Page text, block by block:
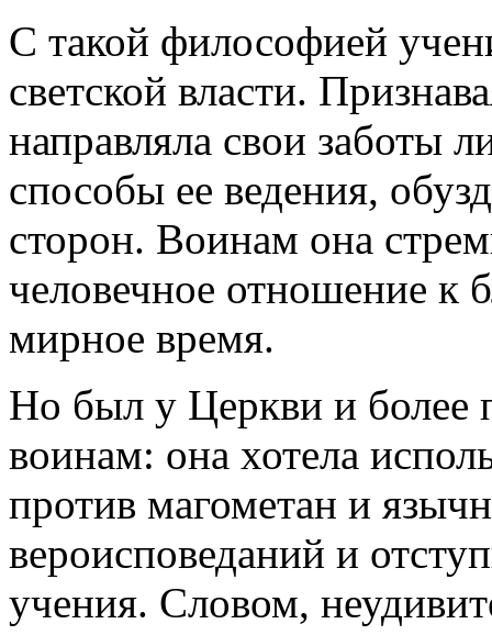
С такой философией
светской власти.
направляла свои заботы
способы ее ведения,
сторон. Воинам она
человечное отношение к
мирное время.
Но был у Церкви и более
воинам: она хотела
против магометан и
вероисповеданий и
учения. Словом,